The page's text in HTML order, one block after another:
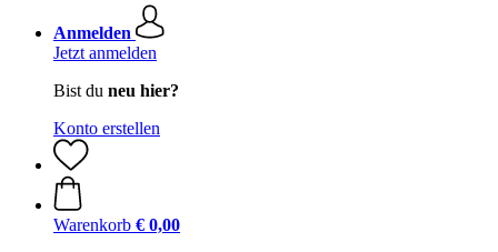
Anmelden
Jetzt anmelden
Bist du neu hier?
Konto erstellen
Warenkorb € 0,00